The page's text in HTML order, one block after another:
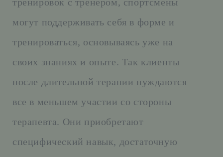
могут поддерживать себя в форме и
тренироваться, основываясь уже на
своих знаниях и опыте. Так клиенты
после длительной терапии нуждаются
все в меньшем участии со стороны
терапевта. Они приобретают
специфический навык, достаточную